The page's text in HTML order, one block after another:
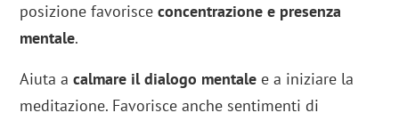
posizione favorisceconcentrazione e presenza
mentale.
Aiuta acalmare il dialogo mentale e a iniziare la
meditazione. Favorisce anche sentimenti di